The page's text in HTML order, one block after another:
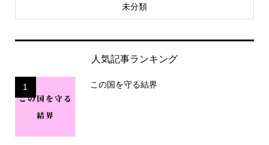
未分類
人気記事ランキング
1 この国を守る結界